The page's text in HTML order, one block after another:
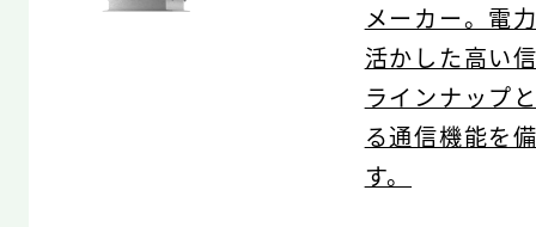
メーカー。電
活かした高い
ラインナップ
る通信機能を
す。